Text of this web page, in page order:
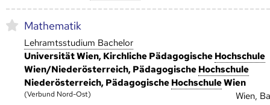
Mathematik
Lehramtsstudium Bachelor
Universität Wien, Kirchliche Pädagogische Hoch­schule
Wien/Niederösterreich, Pädagogische Hoch­schule
Niederösterreich, Pädagogische Hoch­schuleWien
(Verbund Nord-Ost) Wien,